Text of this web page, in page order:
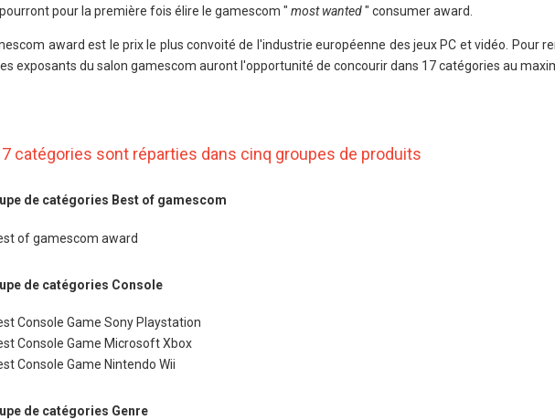
pour la première fois élire le gamescom " most wanted" consumer award.
award est le prix le plus convoité de l'industrie européenne des jeux PC et vidéo. Pour
exposants du salon gamescom auront l'opportunité de concourir dans 17 catégories au
catégories sont réparties dans cinq groupes de produits
de catégories Best of gamescom
of gamescom award
de catégories Console
Console Game Sony Playstation
Console Game Microsoft Xbox
Console Game Nintendo Wii
de catégories Genre